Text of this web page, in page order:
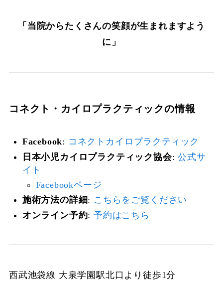
「当院からたくさんの笑顔が生まれますよう
に」
コネクト・カイロプラクティックの情報
Facebook: コネクトカイロプラクティック
日本小児カイロプラクティック協会:公式サ
イト
Facebookページ
施術方法の詳細: こちらをご覧ください
オンライン予約:予約はこちら
西武池袋線 大泉学園駅北口より徒歩1分